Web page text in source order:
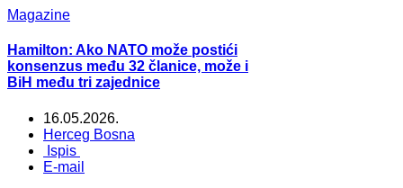
Magazine
Hamilton: Ako NATO može postići
konsenzus među 32 članice, može i
BiH među tri zajednice
16.05.2026.
Herceg Bosna
Ispis
E-mail